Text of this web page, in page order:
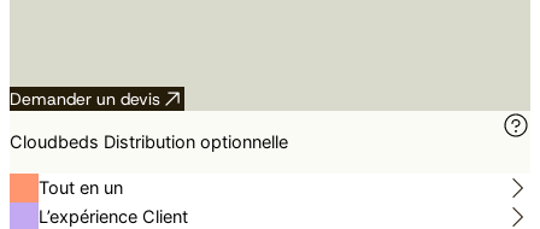
Demander un devis
Cloudbeds Distribution optionnelle
Tout en un
L’expérience Client